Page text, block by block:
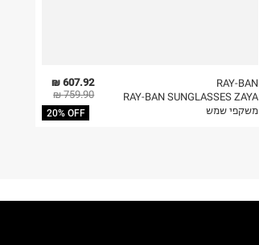
607.92 ₪
759.90 ₪
20% OFF
RAY-BAN
RAY-BAN SUNGLASSES ZAYA
משקפי שמש